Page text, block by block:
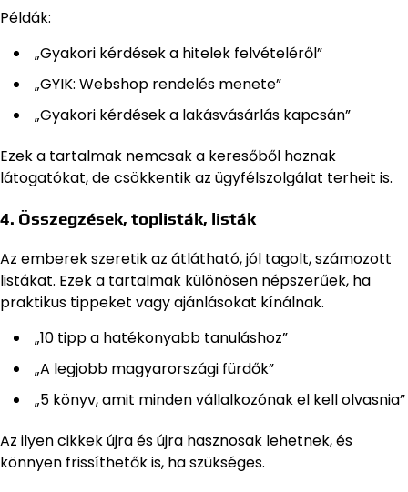
Példák:
„Gyakori kérdések a hitelek felvételéről”
„GYIK: Webshop rendelés menete”
„Gyakori kérdések a lakásvásárlás kapcsán”
Ezek a tartalmak nemcsak a keresőből hoznak
látogatókat, de csökkentik az ügyfélszolgálat terheit is.
4. Összegzések, toplisták, listák
Az emberek szeretik az átlátható, jól tagolt, számozott
listákat. Ezek a tartalmak különösen népszerűek, ha
praktikus tippeket vagy ajánlásokat kínálnak.
„10 tipp a hatékonyabb tanuláshoz”
„A legjobb magyarországi fürdők”
„5 könyv, amit minden vállalkozónak el kell olvasnia”
Az ilyen cikkek újra és újra hasznosak lehetnek, és
könnyen frissíthetők is, ha szükséges.